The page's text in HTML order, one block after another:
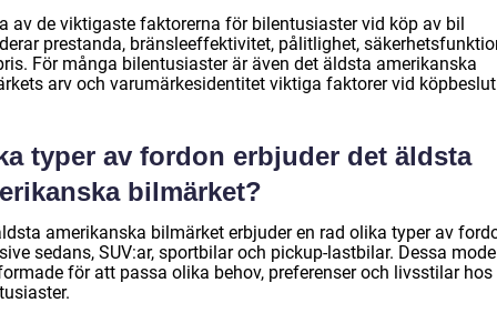
av de viktigaste faktorerna för bilentusiaster vid köp av bil
prestanda, bränsleeffektivitet, pålitlighet,
För många bilentusiaster är även det äldsta amerikanska
arv och varumärkesidentitet viktiga faktorer vid
typer av fordon erbjuder det äldsta
bilmärket?
amerikanska bilmärket erbjuder en rad olika typer av
sedans, SUV:ar, sportbilar och pickup-lastbilar. Dessa
för att passa olika behov, preferenser och livsstilar hos